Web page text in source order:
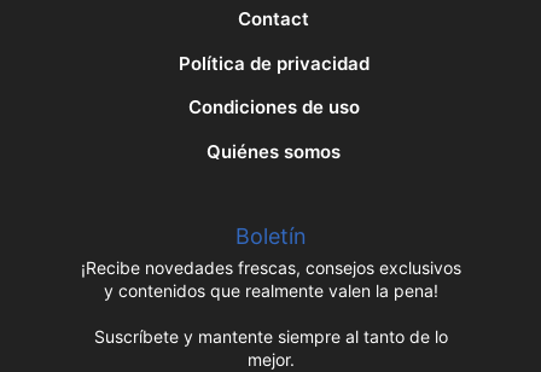
Contact
Política de privacidad
Condiciones de uso
Quiénes somos
Boletín
¡Recibe novedades frescas, consejos exclusivos
y contenidos que realmente valen la pena!
Suscríbete y mantente siempre al tanto de lo
mejor.